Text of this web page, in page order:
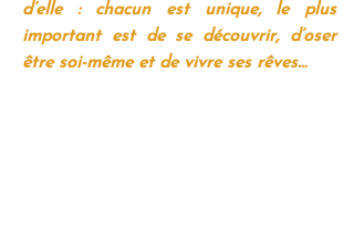
d’elle : chacun est unique, le plus
important est de se découvrir, d’oser
être soi-même et de vivre ses rêves…